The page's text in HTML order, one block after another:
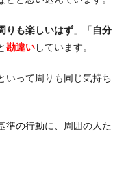
りも楽しいはず 」「 自分
勘違いしています。
いって周りも同じ気持ち
準の行動に、周囲の人た